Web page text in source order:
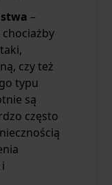
–
czy też
typu
są
często